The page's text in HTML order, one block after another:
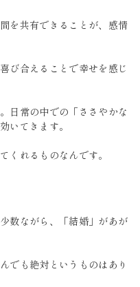
を共有できることが、感情
び合えることで幸せを感じ
日常の中での「ささやかな
いてきます。
くれるものなんです。
数ながら、「結婚」があが
でも絶対というものはあり